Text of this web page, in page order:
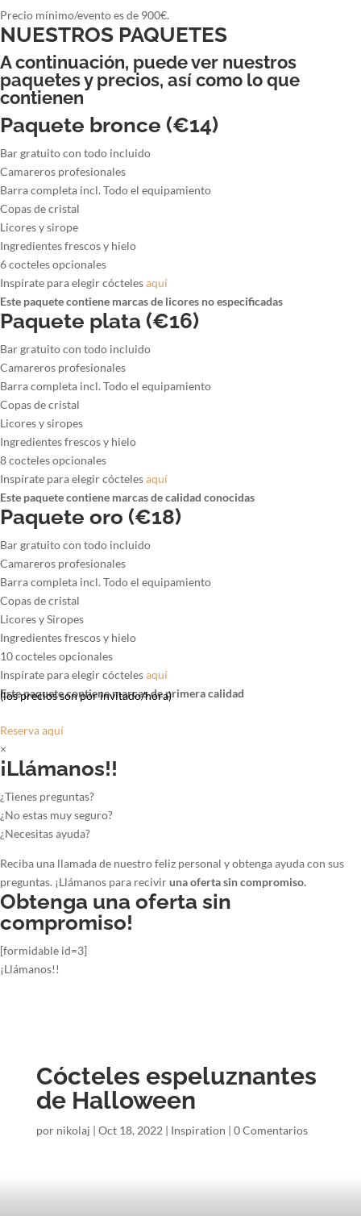
Precio mínimo/evento es de 900€.
NUESTROS PAQUETES
A continuación, puede ver nuestros
paquetes y precios, así como lo que
contienen
Paquete bronce (€14)
Bar gratuito con todo incluido
Camareros profesionales
Barra completa incl. Todo el equipamiento
Copas de cristal
Licores y sirope
Ingredientes frescos y hielo
6 cocteles opcionales
Inspírate para elegir cóctelesaquí
Este paquete contiene marcas de licores no especificadas
Paquete plata (€16)
Bar gratuito con todo incluido
Camareros profesionales
Barra completa incl. Todo el equipamiento
Copas de cristal
Licores y siropes
Ingredientes frescos y hielo
8 cocteles opcionales
Inspírate para elegir cóctelesaquí
Este paquete contiene marcas de calidad conocidas
Paquete oro (€18)
Bar gratuito con todo incluido
Camareros profesionales
Barra completa incl. Todo el equipamiento
Copas de cristal
Licores y Siropes
Ingredientes frescos y hielo
10 cocteles opcionales
Inspírate para elegir cóctelesaquí
Este paquete contiene marcas de primera calidad
(los precios son por invitado/hora)
Reserva aquí
×
¡Llámanos!!
¿Tienes preguntas?
¿No estas muy seguro?
¿Necesitas ayuda?
Reciba una llamada de nuestro feliz personal y obtenga ayuda con sus
preguntas. ¡Llámanos para reciviruna oferta sin compromiso.
Obtenga una oferta sin
compromiso!
[formidable id=3]
¡Llámanos!!
Cócteles espeluznantes
de Halloween
por nikolaj | Oct 18, 2022 | Inspiration | 0 Comentarios